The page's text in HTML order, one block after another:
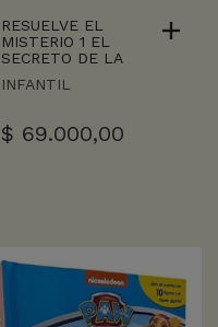
RESUELVE EL
MISTERIO 1 EL
SECRETO DE LA
INFANTIL
$ 69.000,00